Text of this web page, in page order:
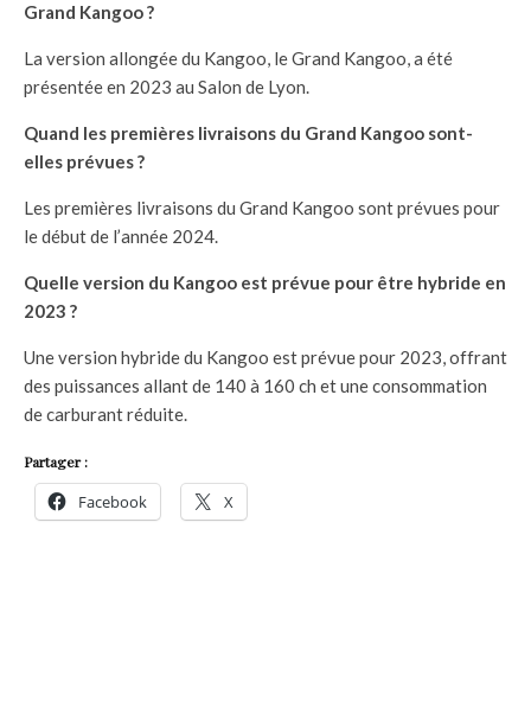
Grand Kangoo ?
La version allongée du Kangoo, le Grand Kangoo, a été
présentée en 2023 au Salon de Lyon.
Quand les premières livraisons du Grand Kangoo sont-
elles prévues ?
Les premières livraisons du Grand Kangoo sont prévues pour
le début de l’année 2024.
Quelle version du Kangoo est prévue pour être hybride en
2023 ?
Une version hybride du Kangoo est prévue pour 2023, offrant
des puissances allant de 140 à 160 ch et une consommation
de carburant réduite.
Partager :
Facebook X